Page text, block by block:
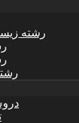
رشته